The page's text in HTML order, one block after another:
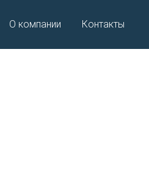
О компании Контакты